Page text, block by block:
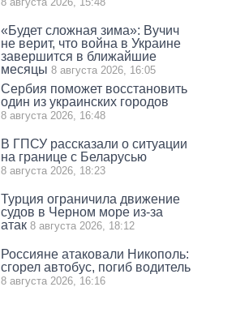
«Будет сложная зима»: Вучич
не верит, что война в Украине
завершится в ближайшие
месяцы 8 августа 2026, 16:05
Сербия поможет восстановить
один из украинских городов
8 августа 2026, 16:48
В ГПСУ рассказали о ситуации
на границе с Беларусью
8 августа 2026, 18:23
Турция ограничила движение
судов в Черном море из-за
атак 8 августа 2026, 18:12
Россияне атаковали Никополь:
сгорел автобус, погиб водитель
8 августа 2026, 16:16